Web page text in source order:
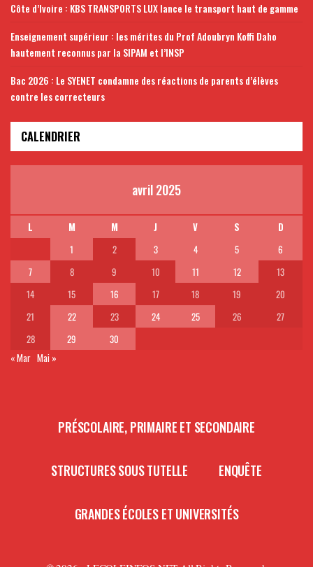
Côte d’Ivoire : KBS TRANSPORTS LUX lance le transport haut de gamme
Enseignement supérieur : les mérites du Prof Adoubryn Koffi Daho
hautement reconnus par la SIPAM et l’INSP
Bac 2026 : Le SYENET condamne des réactions de parents d’élèves
contre les correcteurs
CALENDRIER
avril 2025
L M M J V S
D
1
2 3 4 5
6
7
8 9 10 11 12
13
14
15 16 17 18 19
20
21
22 23 24 25 26
27
28
29
30
« Mar Mai »
PRÉSCOLAIRE, PRIMAIRE ET SECONDAIRE
STRUCTURES SOUS TUTELLE ENQUÊTE
GRANDES ÉCOLES ET UNIVERSITÉS